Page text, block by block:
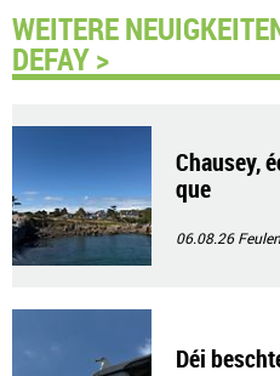
WEITERE
DEFAY >
Chausey,
que
06.08.26Feulen
Déi